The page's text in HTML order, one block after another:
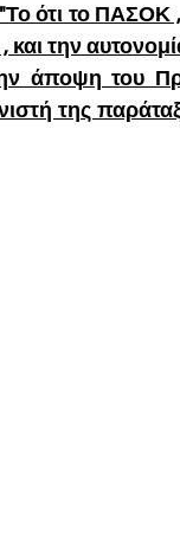
ότι το ΠΑΣΟΚ
, και την
άποψη του
της